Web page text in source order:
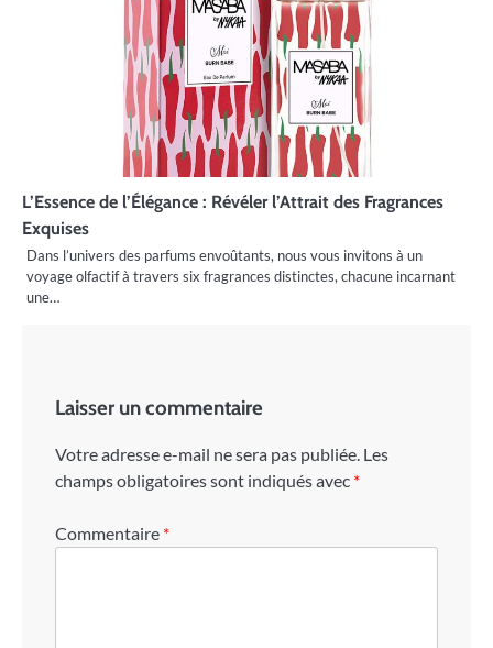
L’Essence de l’Élégance : Révéler l’Attrait des Fragrances
Exquises
Dans l’univers des parfums envoûtants, nous vous invitons à un
voyage olfactif à travers six fragrances distinctes, chacune incarnant
une…
Laisser un commentaire
Votre adresse e-mail ne sera pas publiée. Les
champs obligatoires sont indiqués avec *
Commentaire *